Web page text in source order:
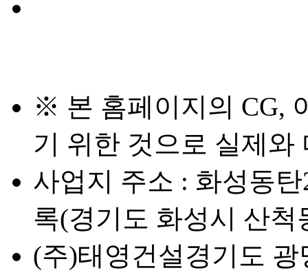
※ 본 홈페이지의 CG,
기 위한 것으로 실제와
사업지 주소 : 화성동
록(경기도 화성시 산척
(주)태영건설 경기도 광